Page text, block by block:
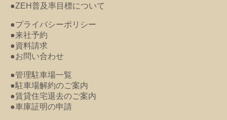
●ZEH普及率目標について
●プライバシーポリシー
●来社予約
●資料請求
●お問い合わせ
●管理駐車場一覧
●駐車場解約のご案内
●賃貸住宅退去のご案内
●車庫証明の申請